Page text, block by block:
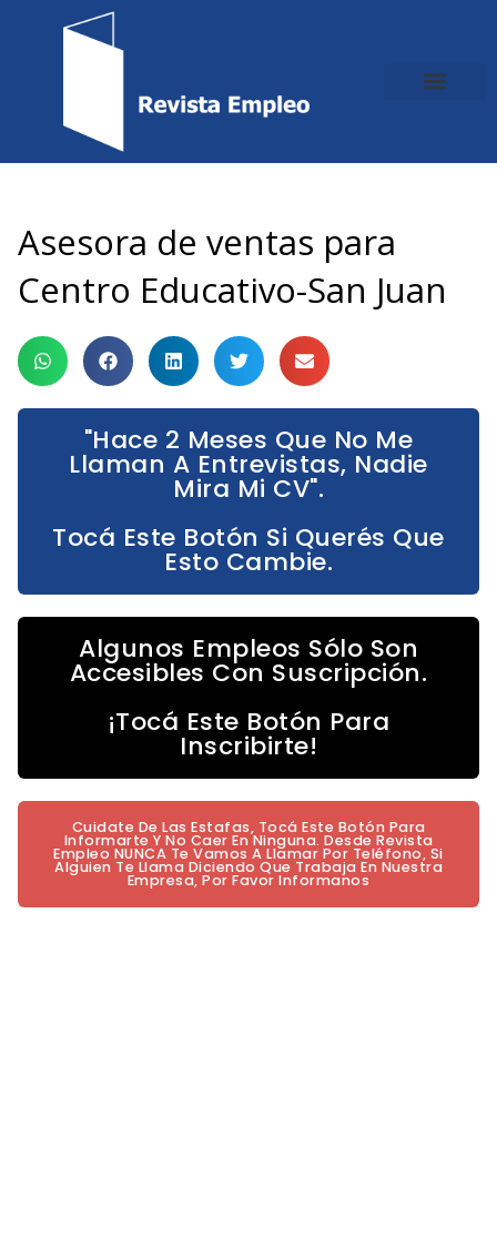
Asesora de ventas para
Centro Educativo-San Juan
"Hace 2 Meses Que No Me
Llaman A Entrevistas, Nadie
Mira Mi CV".
Tocá Este Botón Si Querés Que
Esto Cambie.
Algunos Empleos Sólo Son
Accesibles Con Suscripción.
¡Tocá Este Botón Para
Inscribirte!
Cuidate De Las Estafas, Tocá Este Botón Para
Informarte Y No Caer En Ninguna. Desde Revista
Empleo NUNCA Te Vamos A Llamar Por Teléfono, Si
Alguien Te Llama Diciendo Que Trabaja En Nuestra
Empresa, Por Favor Informanos